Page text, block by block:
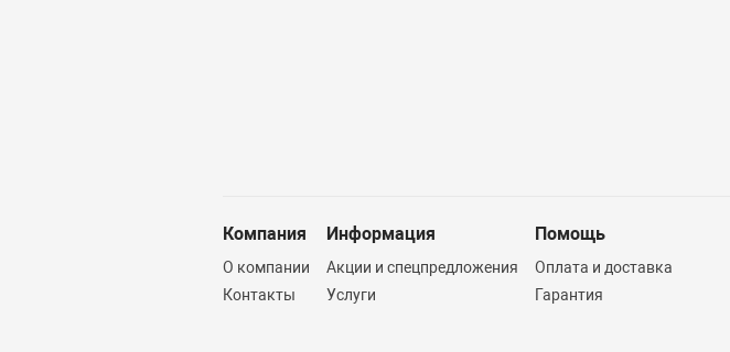
Компания
О компании
Контакты
Информация
Акции и спецпредложения
Услуги
Помощь
Оплата и доставка
Гарантия